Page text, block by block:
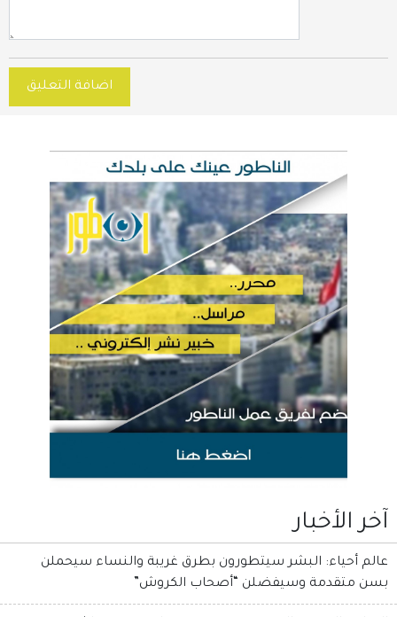
اضافة التعليق
آخر الأخبار
عالم أحياء: البشر سيتطورون بطرق غريبة والنساء سيحملن
بسن متقدمة وسيفضلن “أصحاب الكروش”